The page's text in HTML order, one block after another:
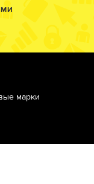
марки